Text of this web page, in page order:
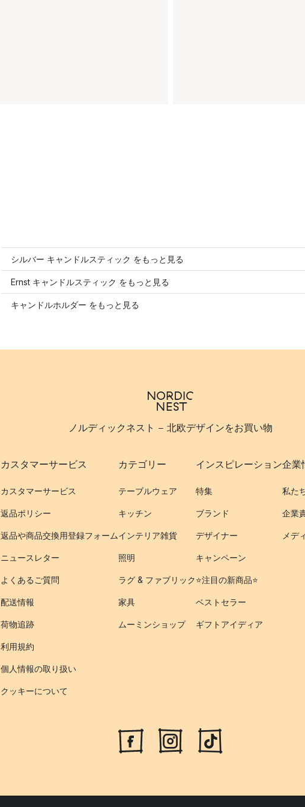
シルバー キャンドルスティック をもっと見る
Ernst キャンドルスティック をもっと見る
キャンドルホルダー をもっと見る
ノルディックネスト - 北欧デザインをお買い物
カスタマーサービス
カスタマーサービス
返品ポリシー
返品や商品交換用登録フォーム
ニュースレター
よくあるご質問
配送情報
荷物追跡
利用規約
個人情報の取り扱い
クッキーについて
カテゴリー
テーブルウェア
キッチン
インテリア雑貨
照明
ラグ & ファブリック
家具
ムーミンショップ
インスピレーション
特集
ブランド
デザイナー
キャンペーン
⭐️注目の新商品⭐️
ベストセラー
ギフトアイディア
企業
私た
企業
メデ